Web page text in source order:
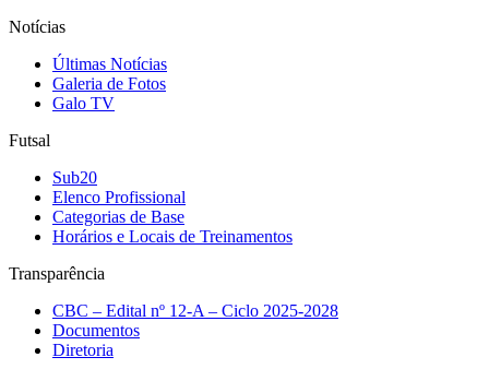
Notícias
Últimas Notícias
Galeria de Fotos
Galo TV
Futsal
Sub20
Elenco Profissional
Categorias de Base
Horários e Locais de Treinamentos
Transparência
CBC – Edital nº 12-A – Ciclo 2025-2028
Documentos
Diretoria